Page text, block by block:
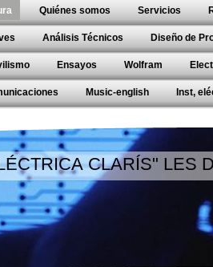
Quiénes somos Servicios
Análisis Técnicos Diseño de
Ensayos Wolfram
Music-english Inst,
CLARÍS" LES